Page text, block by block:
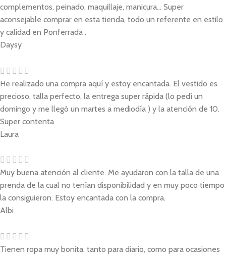
complementos, peinado, maquillaje, manicura... Super
aconsejable comprar en esta tienda, todo un referente en estilo
y calidad en Ponferrada .
Daysy
He realizado una compra aquí y estoy encantada. El vestido es
precioso, talla perfecto, la entrega super rápida (lo pedí un
domingo y me llegó un martes a mediodía ) y la atención de 10.
Super contenta
Laura
Muy buena atención al cliente. Me ayudaron con la talla de una
prenda de la cual no tenían disponibilidad y en muy poco tiempo
la consiguieron. Estoy encantada con la compra.
Albi
Tienen ropa muy bonita, tanto para diario, como para ocasiones